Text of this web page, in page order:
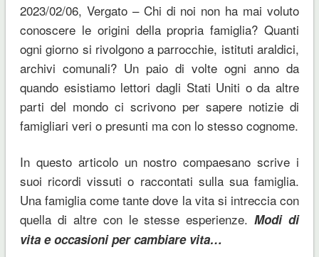
2023/02/06, Vergato – Chi di noi non ha mai voluto
conoscere le origini della propria famiglia? Quanti
ogni giorno si rivolgono a parrocchie, istituti araldici,
archivi comunali? Un paio di volte ogni anno da
quando esistiamo lettori dagli Stati Uniti o da altre
parti del mondo ci scrivono per sapere notizie di
famigliari veri o presunti ma con lo stesso cognome.
In questo articolo un nostro compaesano scrive i
suoi ricordi vissuti o raccontati sulla sua famiglia.
Una famiglia come tante dove la vita si intreccia con
quella di altre con le stesse esperienze.Modi di
vita e occasioni per cambiare vita…